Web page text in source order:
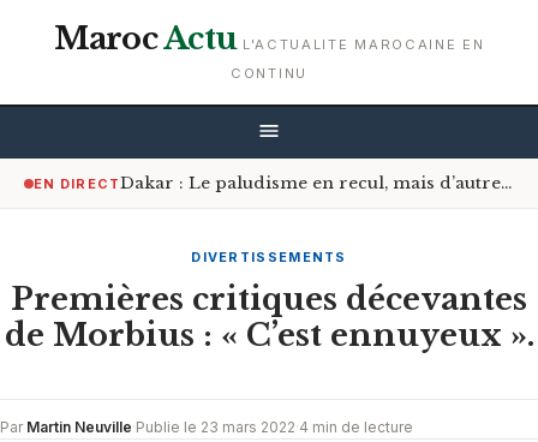
MarocActu L'ACTUALITE MAROCAINE EN
CONTINU
EN DIRECT Dakar : Le paludisme en recul, mais d’autres infections font leur retour pendant l’hivernage
DIVERTISSEMENTS
Premières critiques décevantes
de Morbius : « C’est ennuyeux ».
Par Martin Neuville·Publie le 23 mars 2022·4 min de lecture